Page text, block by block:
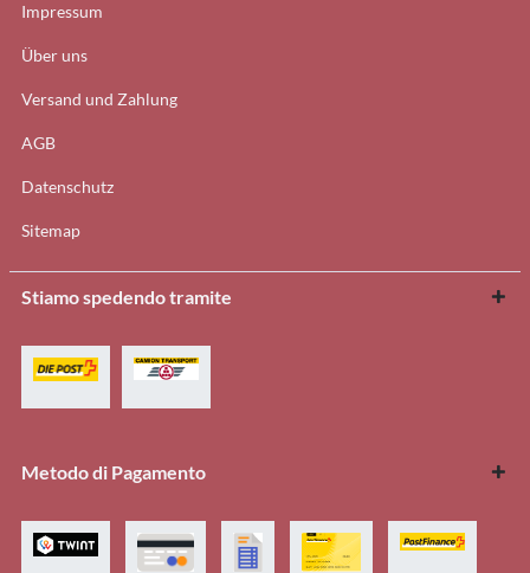
Impressum
Über uns
Versand und Zahlung
AGB
Datenschutz
Sitemap
Stiamo spedendo tramite
Metodo di Pagamento